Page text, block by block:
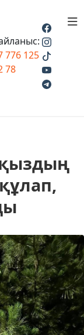
776 125
78